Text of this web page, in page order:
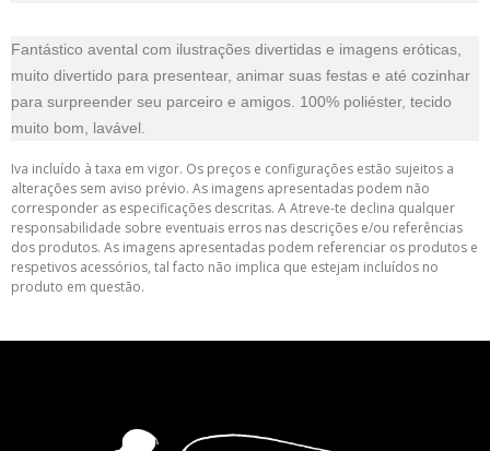
Fantástico avental com ilustrações divertidas e imagens eróticas,
muito divertido para presentear, animar suas festas e até cozinhar
para surpreender seu parceiro e amigos. 100% poliéster, tecido
muito bom, lavável.
Iva incluído à taxa em vigor. Os preços e configurações estão sujeitos a
alterações sem aviso prévio. As imagens apresentadas podem não
corresponder as especificações descritas. A Atreve-te declina qualquer
responsabilidade sobre eventuais erros nas descrições e/ou referências
dos produtos. As imagens apresentadas podem referenciar os produtos e
respetivos acessórios, tal facto não implica que estejam incluídos no
produto em questão.